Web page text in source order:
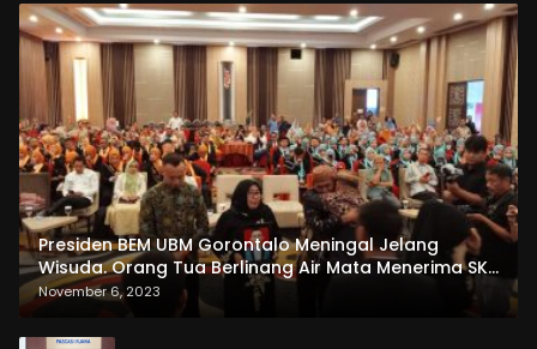
Presiden BEM UBM Gorontalo Meningal Jelang
Wisuda. Orang Tua Berlinang Air Mata Menerima SKL
dan Pemasangan Salempang
November 6, 2023